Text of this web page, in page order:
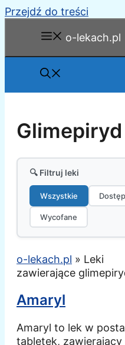
Przejdź do treści
o-lekach.pl
Glimepiryd
🔍 Filtruj leki
Wszystkie
Wycofane
o-lekach.pl » Leki
zawierające
Amaryl
Amaryl to lek w
tabletek, zawierający